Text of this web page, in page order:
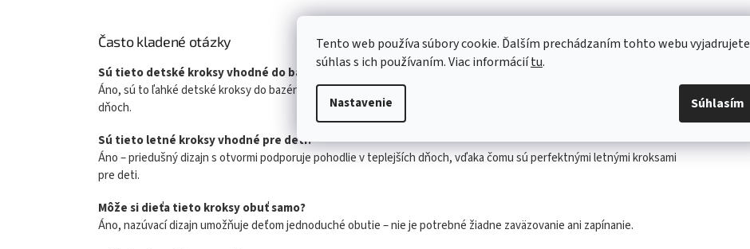
Tento web používa súbory cookie. Ďalším prechádzaním tohto webu vyjadrujete
súhlas s ich používaním. Viac informáciítu.
Nastavenie Súhlasím
Často kladené otázky
Sú tieto detské kroksy vhodné do bazéna a na pláž?
Áno, sú to ľahké detské kroksy do bazéna a na pláž, ideálne na dovolenky, výlety a každodenné nosenie v teplých
dňoch.
Sú tieto letné kroksy vhodné pre deti?
Áno – priedušný dizajn s otvormi podporuje pohodlie v teplejších dňoch, vďaka čomu sú perfektnými letnými kroksami
pre deti.
Môže si dieťa tieto kroksy obuť samo?
Áno, nazúvací dizajn umožňuje deťom jednoduché obutie – nie je potrebné žiadne zaväzovanie ani zapínanie.